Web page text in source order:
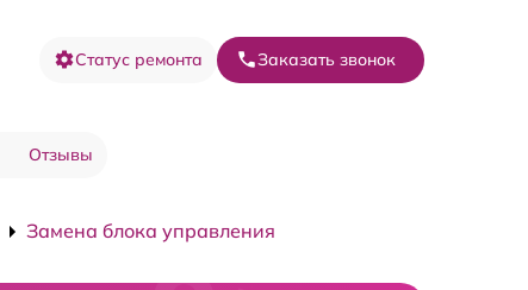
Статус ремонта Заказать звонок
Отзывы
Замена блока управления